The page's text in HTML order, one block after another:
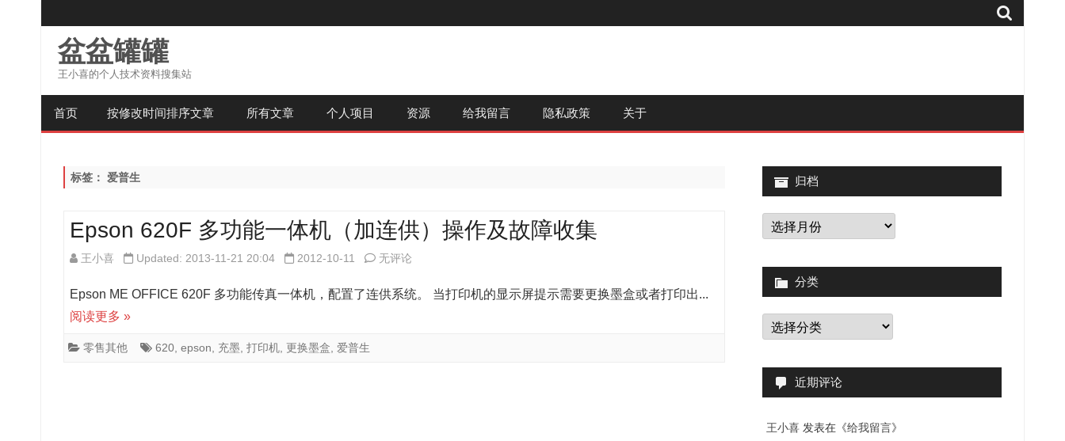
盆盆罐罐
王小喜的个人技术资料搜集站
至
首页 按修改时间排序文章 所有文章 个人项目 资源 给我留言 隐私政策 关于
标签： 爱普生
Epson 620F 多功能一体机（加连供）操作及故障收集
王小喜 Updated: 2013-11-21 20:04 2012-10-11 Epson
620F
无评论
Epson ME OFFICE 620F 多功能传真一体机，配置了连供系统。 当打印机的显示屏提示需要更换墨盒或者打印出...
阅读更多 »
零售其他 620 epson 充墨 打印机 更换墨盒 爱普生
归档
归
档
分类
分
类
近期评论
王小喜 发表在《给我留言》